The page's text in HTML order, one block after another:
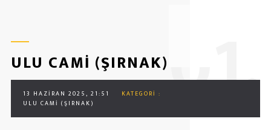
ULU CAMİ (ŞIRNAK)
13 HAZIRAN 2025, 21:51
KATEGORI :
ULU CAMİ (ŞIRNAK)
01.